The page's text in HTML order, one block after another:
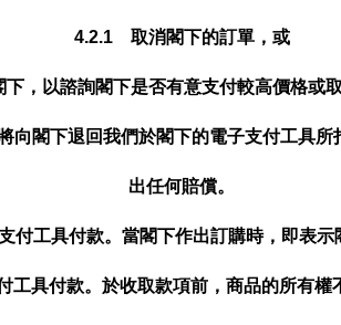
4.2.1 取消閣下的訂單，或
，以諮詢閣下是否有意支付較高價格或取
閣下退回我們於閣下的電子支付工具所
出任何賠償。
工具付款。當閣下作出訂購時，即表示
工具付款。於收取款項前，商品的所有權